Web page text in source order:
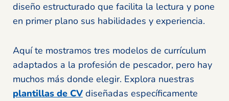
diseño estructurado que facilita la lectura y pone
en primer plano sus habilidades y experiencia.
Aquí te mostramos tres modelos de currículum
adaptados a la profesión de pescador, pero hay
muchos más donde elegir. Explora nuestras
plantillas de CV diseñadas específicamente